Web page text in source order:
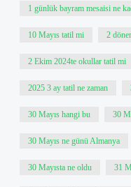
1 günlük bayram mesaisi ne
10 Mayıs tatil mi 2
2 Ekim 2024te okullar tatil mi
2025 3 ay tatil ne zaman
30 Mayıs hangi bu 30
30 Mayıs ne günü Almanya
30 Mayısta ne oldu 31